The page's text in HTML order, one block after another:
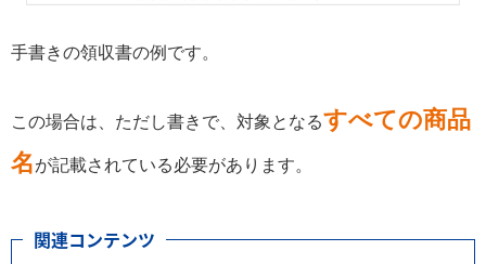
手書きの領収書の例です。
この場合は、ただし書きで、対象となるすべての商品
名が記載されている必要があります。
関連コンテンツ